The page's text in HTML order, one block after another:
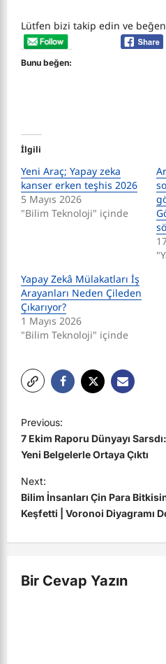
Lütfen bizi takip edin ve
Bunu beğen:
İlgili
Yeni Araç; Yapay zeka
kanser erken teşhis 2026
5 Mayıs 2026
"Bilim Teknoloji" içinde
Yapay Zekâ Mülakatları İş
Arayanları Neden Çileden
Çıkarıyor?
1 Mayıs 2026
"Bilim Teknoloji" içinde
o
s
t
n
a
v
g
Previous:
7 Ekim Raporu Dünyayı
Yeni Belgelerle Ortaya Çıktı
Next:
Bilim İnsanları Çin Para
Keşfetti | Voronoi Diyagramı
Bir Cevap Yazın